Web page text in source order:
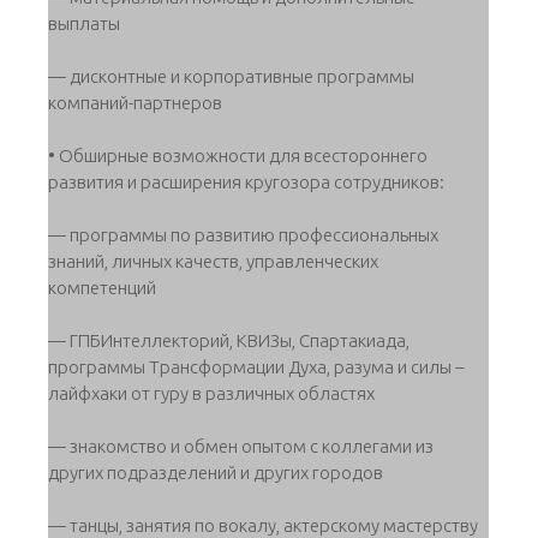
выплаты
— дисконтные и корпоративные программы
компаний-партнеров
• Обширные возможности для всестороннего
развития и расширения кругозора сотрудников:
— программы по развитию профессиональных
знаний, личных качеств, управленческих
компетенций
— ГПБИнтеллекторий, КВИЗы, Спартакиада,
программы Трансформации Духа, разума и силы –
лайфхаки от гуру в различных областях
— знакомство и обмен опытом с коллегами из
других подразделений и других городов
— танцы, занятия по вокалу, актерскому мастерству